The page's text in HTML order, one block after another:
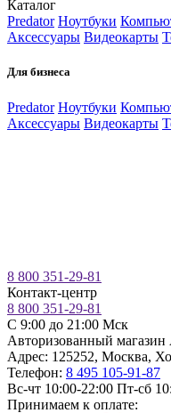
Каталог
Predator Ноутбуки
Аксессуары Видеокарты
Для бизнеса
Predator Ноутбуки
Аксессуары Видеокарты
8 800 351-29-81
Контакт-центр
8 800 351-29-81
C 9:00 до 21:00 Мск
Авторизованный магазин
Адрес: 125252, Москва,
Телефон: 8 495 105-91-87
Вс-чт 10:00-22:00 Пт-сб
Принимаем к оплате: